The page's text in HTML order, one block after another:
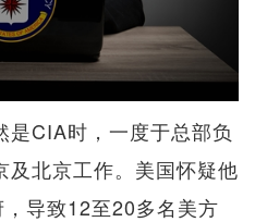
CIA时，一度于总部负
及北京工作。美国怀疑他
导致12至20多名美方